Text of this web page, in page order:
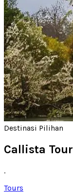
Destinasi Pilihan
Callista Tour
.
Tours